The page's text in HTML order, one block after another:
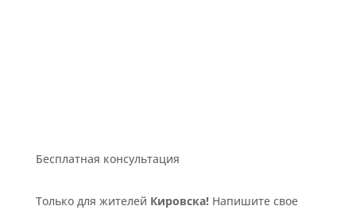
Бесплатная консультация
Только для жителей Кировска!Напишите свое